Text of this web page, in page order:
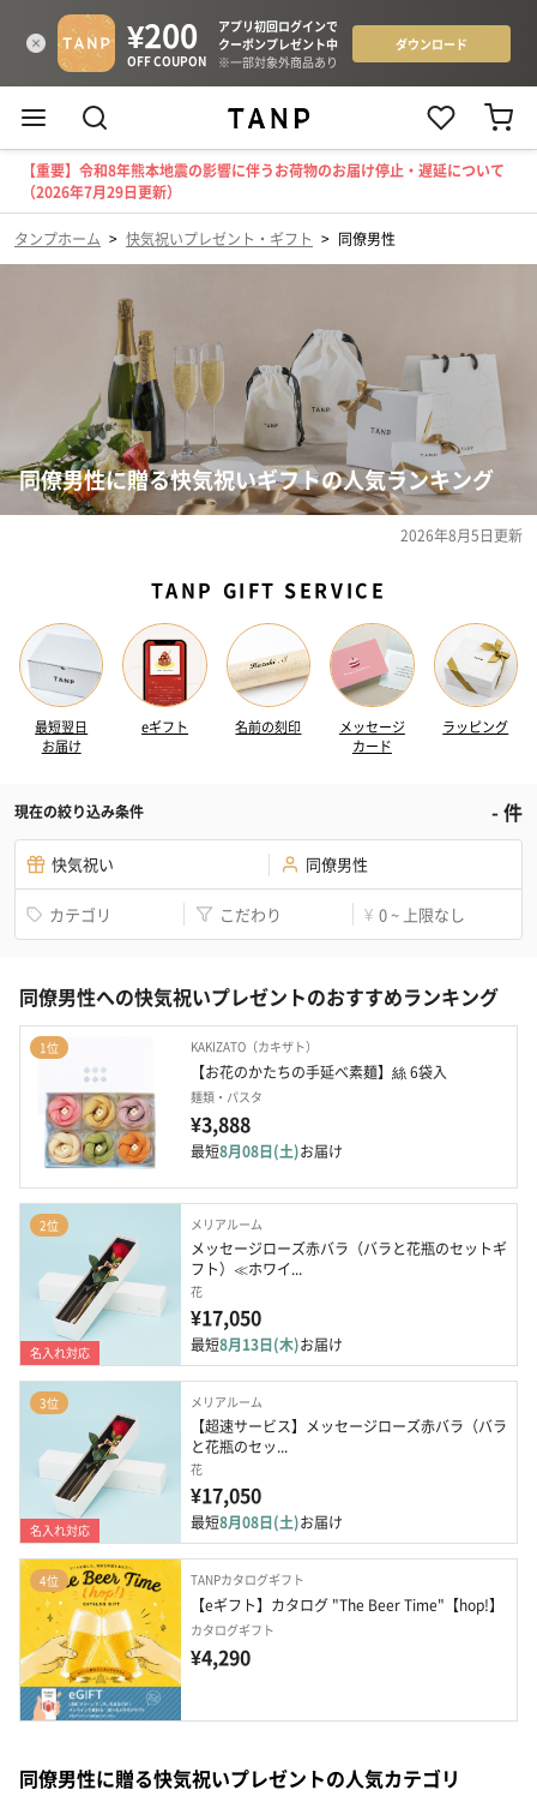
【重要】令和8年熊本地震の影響に伴うお荷物のお届け停止・遅延について
（2026年7月29日更新）
タンプホーム > 快気祝いプレゼント・ギフト > 同僚男性
同僚男性に贈る快気祝いギフトの人気ランキング
2026年8月5日更新
TANP GIFT SERVICE
最短翌日
お届け
eギフト 名前の刻印
メッセージ
カード
ラッピング
現在の絞り込み条件 -件
快気祝い 同僚男性
カテゴリ こだわり ¥ 0 ~ 上限なし
同僚男性への快気祝いプレゼントのおすすめランキング
1位 KAKIZATO（カキザト）
【お花のかたちの手延べ素麺】絲 6袋入
麺類・パスタ
¥3,888
最短8月08日(土)お届け
2位
名入れ対応
メリアルーム
メッセージローズ赤バラ（バラと花瓶のセットギ
フト）≪ホワイ...
花
¥17,050
最短8月13日(木)お届け
3位
名入れ対応
メリアルーム
【超速サービス】メッセージローズ赤バラ（バラ
と花瓶のセッ...
花
¥17,050
最短8月08日(土)お届け
4位 TANPカタログギフト
【eギフト】カタログ "The Beer Time"【hop!】
カタログギフト
¥4,290
同僚男性に贈る快気祝いプレゼントの人気カテゴリ